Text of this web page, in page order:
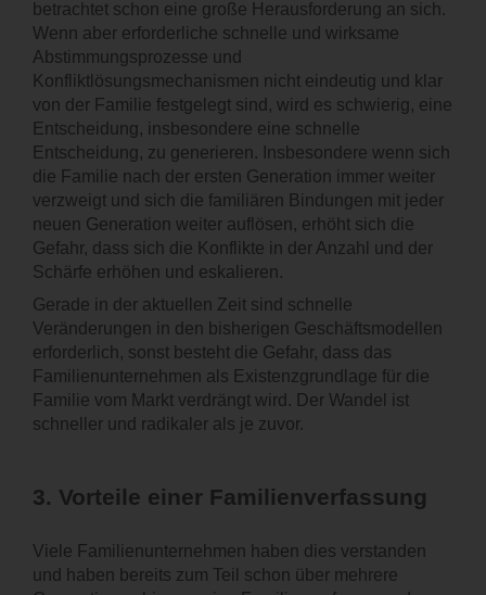
betrachtet schon eine große Herausforderung an sich.
Wenn aber erforderliche schnelle und wirksame
Abstimmungsprozesse und
Konfliktlösungsmechanismen nicht eindeutig und klar
von der Familie festgelegt sind, wird es schwierig, eine
Entscheidung, insbesondere eine schnelle
Entscheidung, zu generieren. Insbesondere wenn sich
die Familie nach der ersten Generation immer weiter
verzweigt und sich die familiären Bindungen mit jeder
neuen Generation weiter auflösen, erhöht sich die
Gefahr, dass sich die Konflikte in der Anzahl und der
Schärfe erhöhen und eskalieren.
Gerade in der aktuellen Zeit sind schnelle
Veränderungen in den bisherigen Geschäftsmodellen
erforderlich, sonst besteht die Gefahr, dass das
Familienunternehmen als Existenzgrundlage für die
Familie vom Markt verdrängt wird. Der Wandel ist
schneller und radikaler als je zuvor.
3. Vorteile einer Familienverfassung
Viele Familienunternehmen haben dies verstanden
und haben bereits zum Teil schon über mehrere